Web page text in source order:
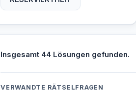
Insgesamt 44 Lösungen gefunden.
VERWANDTE RÄTSELFRAGEN